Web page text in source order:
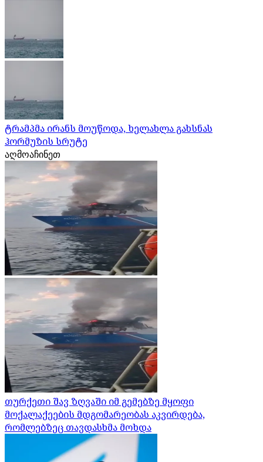
ტრამპმა ირანს მოუწოდა, ხელახლა გახსნას
ჰორმუზის სრუტე
აღმოაჩინეთ
თურქეთი შავ ზღვაში იმ გემებზე მყოფი
მოქალაქეების მდგომარეობას აკვირდება,
რომლებზეც თავდასხმა მოხდა